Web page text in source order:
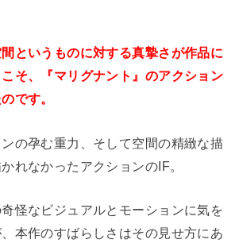
というものに対する真摯さが作品に
そ、『マリグナント』のアクション
です。
の孕む重力、そして空間の精緻な描
れなかったアクションのIF。
奇怪なビジュアルとモーションに気を
本作のすばらしさはその見せ方にあ